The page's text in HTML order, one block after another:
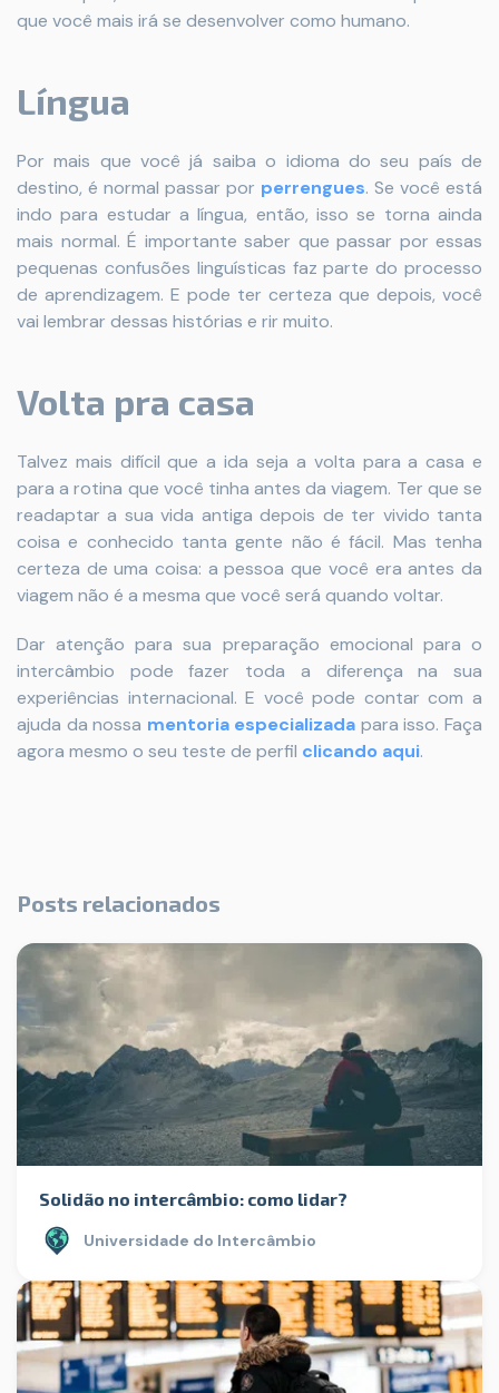
que você mais irá se desenvolver como humano.
Língua
Por mais que você já saiba o idioma do seu país de
destino, é normal passar por perrengues. Se você está
indo para estudar a língua, então, isso se torna ainda
mais normal. É importante saber que passar por essas
pequenas confusões linguísticas faz parte do processo
de aprendizagem. E pode ter certeza que depois, você
vai lembrar dessas histórias e rir muito.
Volta pra casa
Talvez mais difícil que a ida seja a volta para a casa e
para a rotina que você tinha antes da viagem. Ter que se
readaptar a sua vida antiga depois de ter vivido tanta
coisa e conhecido tanta gente não é fácil. Mas tenha
certeza de uma coisa: a pessoa que você era antes da
viagem não é a mesma que você será quando voltar.
Dar atenção para sua preparação emocional para o
intercâmbio pode fazer toda a diferença na sua
experiências internacional. E você pode contar com a
ajuda da nossa mentoria especializada para isso. Faça
agora mesmo o seu teste de perfil clicando aqui.
Posts relacionados
Solidão no intercâmbio: como lidar?
Universidade do Intercâmbio